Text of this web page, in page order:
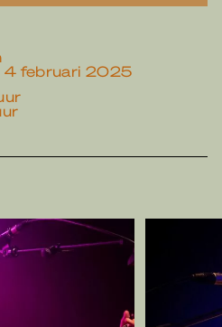
4 februari 2025